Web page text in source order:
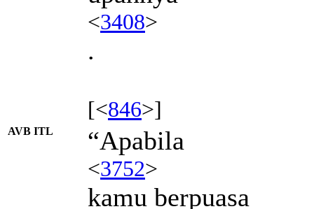
<3408>
.
[<846>]
AVB ITL “Apabila
<3752>
kamu berpuasa